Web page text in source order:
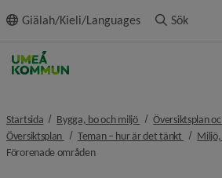
innehållet
Giälah/Kieli/Languages Sök
Startsida Bygga, bo och miljö nivå i
Översiktsplan
Översiktsplan nivå i brödsmulenavigeringen
Teman – hur är det tänkt nivå iMiljö,
Förorenade områdennivå i brödsmulenavigeringen